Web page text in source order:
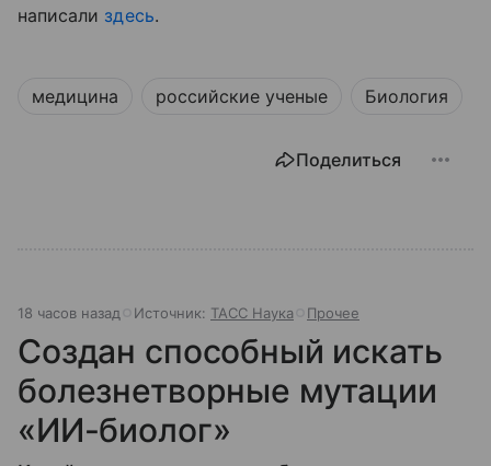
написали здесь.
медицина российские ученые Биология
Поделиться
18 часов назад Источник: ТАСС Наука Прочее
Создан способный искать
болезнетворные мутации
«ИИ-биолог»